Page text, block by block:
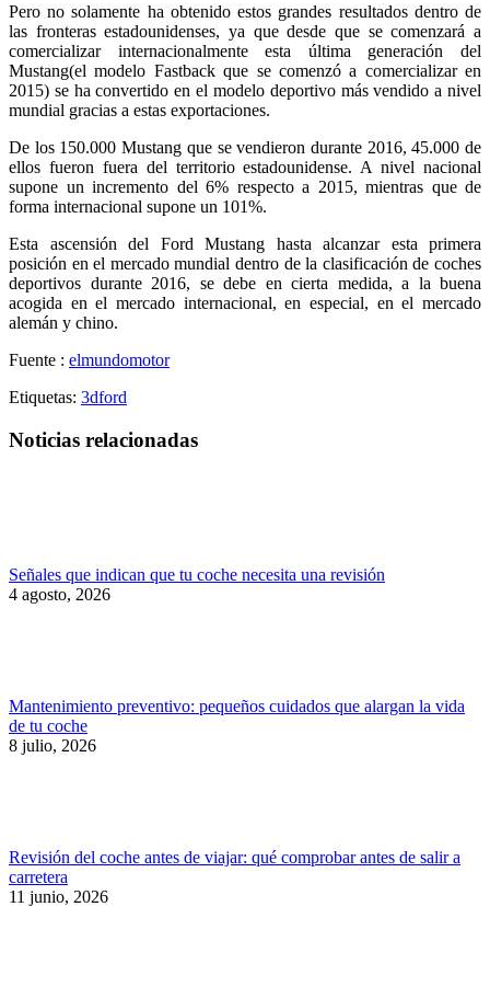
Pero no solamente ha obtenido estos grandes resultados dentro de
las fronteras estadounidenses, ya que desde que se comenzará a
comercializar internacionalmente esta última generación del
Mustang(el modelo Fastback que se comenzó a comercializar en
2015) se ha convertido en el modelo deportivo más vendido a nivel
mundial gracias a estas exportaciones.
De los 150.000 Mustang que se vendieron durante 2016, 45.000 de
ellos fueron fuera del territorio estadounidense. A nivel nacional
supone un incremento del 6% respecto a 2015, mientras que de
forma internacional supone un 101%.
Esta ascensión del Ford Mustang hasta alcanzar esta primera
posición en el mercado mundial dentro de la clasificación de coches
deportivos durante 2016, se debe en cierta medida, a la buena
acogida en el mercado internacional, en especial, en el mercado
alemán y chino.
Fuente : elmundomotor
Etiquetas: 3dford
Noticias relacionadas
Señales que indican que tu coche necesita una revisión
4 agosto, 2026
Mantenimiento preventivo: pequeños cuidados que alargan la vida
de tu coche
8 julio, 2026
Revisión del coche antes de viajar: qué comprobar antes de salir a
carretera
11 junio, 2026